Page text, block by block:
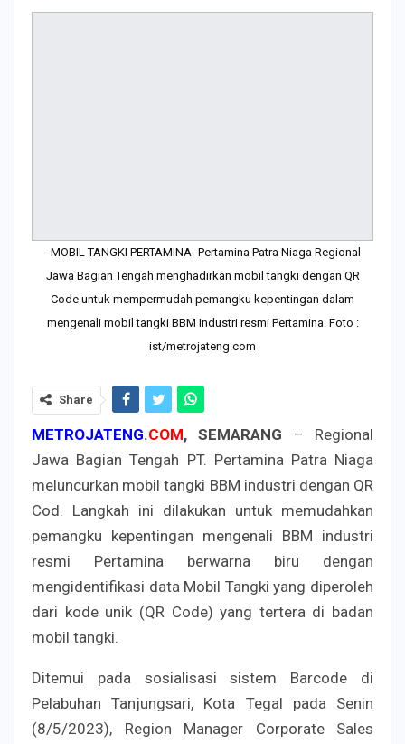
- MOBIL TANGKI PERTAMINA- Pertamina Patra Niaga Regional
Jawa Bagian Tengah menghadirkan mobil tangki dengan QR
Code untuk mempermudah pemangku kepentingan dalam
mengenali mobil tangki BBM Industri resmi Pertamina. Foto :
ist/metrojateng.com
Share
METROJATENG.COM, SEMARANG – Regional
Jawa Bagian Tengah PT. Pertamina Patra Niaga
meluncurkan mobil tangki BBM industri dengan QR
Cod. Langkah ini dilakukan untuk memudahkan
pemangku kepentingan mengenali BBM industri
resmi Pertamina berwarna biru dengan
mengidentifikasi data Mobil Tangki yang diperoleh
dari kode unik (QR Code) yang tertera di badan
mobil tangki.
Ditemui pada sosialisasi sistem Barcode di
Pelabuhan Tanjungsari, Kota Tegal pada Senin
(8/5/2023), Region Manager Corporate Sales